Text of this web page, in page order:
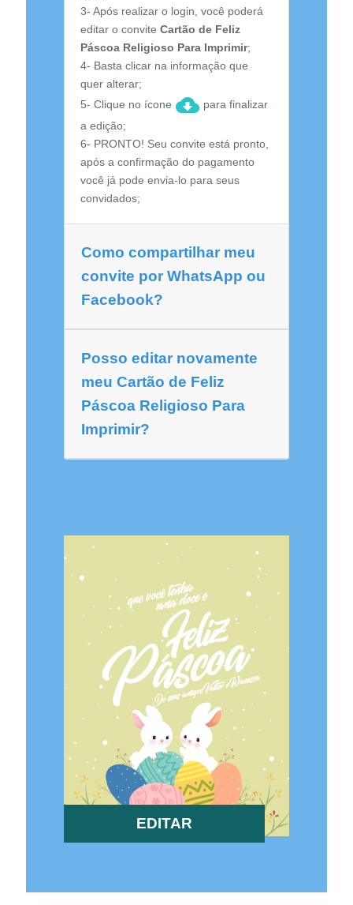
3- Após realizar o login, você poderá
editar o convite Cartão de Feliz
Páscoa Religioso Para Imprimir;
4- Basta clicar na informação que
quer alterar;
5- Clique no ícone
para finalizar
a edição;
6- PRONTO! Seu convite está pronto,
após a confirmação do pagamento
você já pode envia-lo para seus
convidados;
Como compartilhar meu
convite por WhatsApp ou
Facebook?
Posso editar novamente
meu Cartão de Feliz
Páscoa Religioso Para
Imprimir?
EDITAR